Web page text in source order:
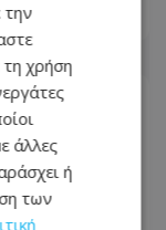
την
τη χρήση
άλλες
ή
των